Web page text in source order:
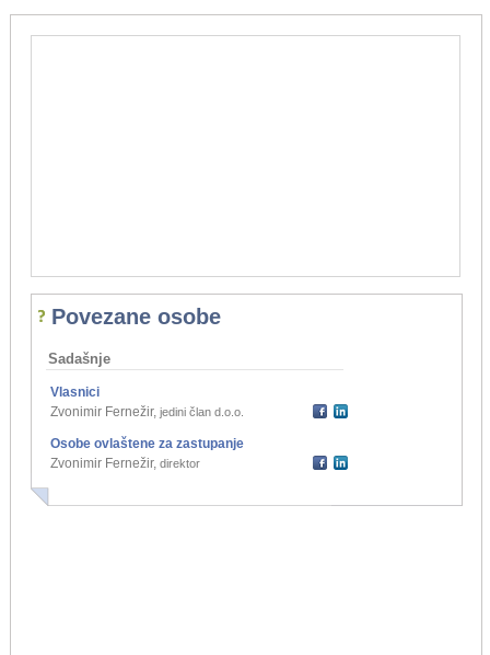
Povezane osobe
Sadašnje
Vlasnici
Zvonimir Fernežir, jedini član d.o.o.
Osobe ovlaštene za zastupanje
Zvonimir Fernežir, direktor